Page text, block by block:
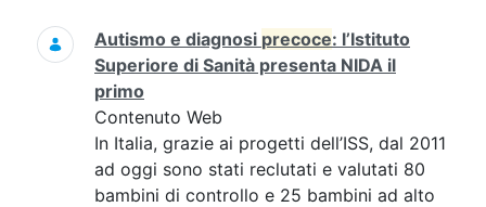
Autismo e diagnosi precoce: l’Istituto
Superiore di Sanità presenta NIDA il
primo
Contenuto Web
In Italia, grazie ai progetti dell’ISS, dal 2011
ad oggi sono stati reclutati e valutati 80
bambini di controllo e 25 bambini ad alto